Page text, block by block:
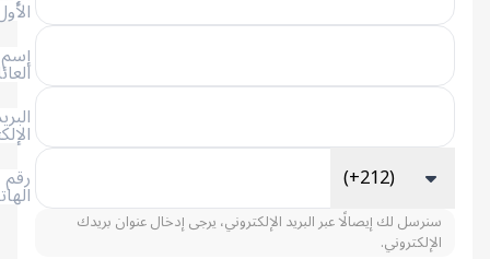
العائلة
الإلكتروني
الهاتف (+212)
سنرسل لك إيصالًا عبر البريد الإلكتروني، يرجى إدخال عنوان بريدك
الإلكتروني.